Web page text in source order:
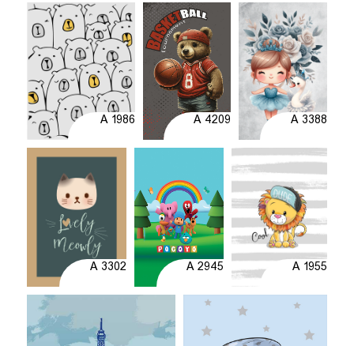
A 3388
A 4209
A 1986
A 1955
A 2945
A 3302